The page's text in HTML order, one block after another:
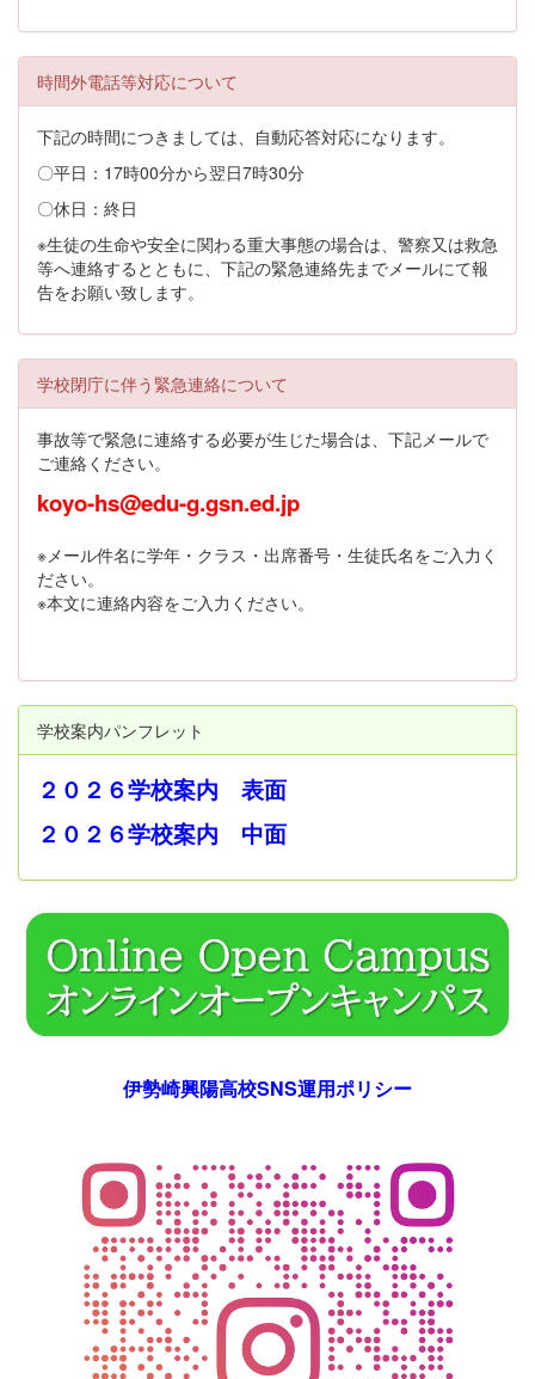
時間外電話等対応について
下記の時間につきましては、自動応答対応になります。
〇平日：17時00分から翌日7時30分
〇休日：終日
※生徒の生命や安全に関わる重大事態の場合は、警察又は救急
等へ連絡するとともに、下記の緊急連絡先までメールにて報
告をお願い致します。
学校閉庁に伴う緊急連絡について
事故等で緊急に連絡する必要が生じた場合は、下記メールで
ご連絡ください。
koyo-hs@edu-g.gsn.ed.jp
※メール件名に学年・クラス・出席番号・生徒氏名をご入力く
ださい。
※本文に連絡内容をご入力ください。
学校案内パンフレット
２０２６学校案内 表面
２０２６学校案内 中面
伊勢崎興陽高校SNS運用ポリシー